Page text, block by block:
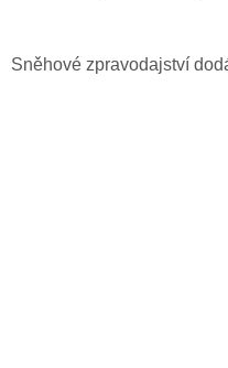
Sněhové zpravodajství